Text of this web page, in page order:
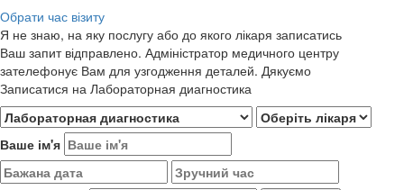
Обрати час візиту
Я не знаю, на яку послугу або до якого лікаря записатись
Ваш запит відправлено. Адміністратор медичного центру
зателефонує Вам для узгодження деталей. Дякуємо
Записатися на Лабораторная диагностика
Ваше ім'я